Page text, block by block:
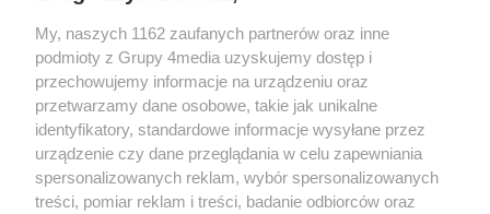
Redakcja Reklama Prywatność
Praca Łódź
My, naszych 1162 zaufanych partnerów oraz inne
podmioty z Grupy 4media uzyskujemy dostęp i
przechowujemy informacje na urządzeniu oraz
przetwarzamy dane osobowe, takie jak unikalne
identyfikatory, standardowe informacje wysyłane przez
urządzenie czy dane przeglądania w celu zapewniania
spersonalizowanych reklam, wybór spersonalizowanych
treści, pomiar reklam i treści, badanie odbiorców oraz